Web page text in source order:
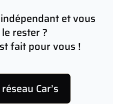
et vous
rester ?
fait pour vous !
Car’s